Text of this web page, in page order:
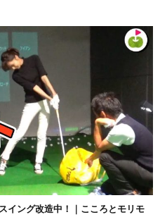
イング改造中！｜こころとモリモ